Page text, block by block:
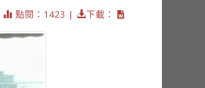
點閱：1423 | 下載：